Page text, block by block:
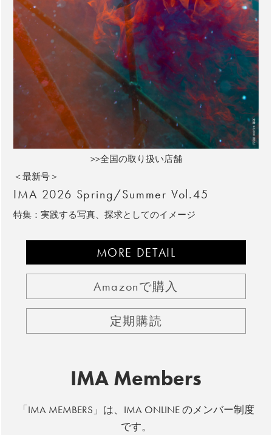
>>全国の取り扱い店舗
＜最新号＞
IMA 2026 Spring/Summer Vol.45
特集：実践する写真、探求としてのイメージ
MORE DETAIL
Amazonで購入
定期購読
IMA Members
「IMA MEMBERS」は、IMA ONLINE のメンバー制度
です。